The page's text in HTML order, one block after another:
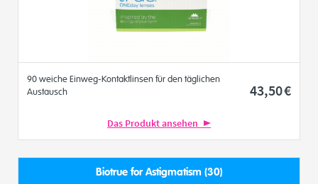
90 weiche Einweg-Kontaktlinsen für den täglichen
Austausch
43,50€
Das Produkt ansehen
Biotrue for Astigmatism (30)